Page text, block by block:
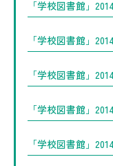
「学校図書館」
「学校図書館」
「学校図書館」
「学校図書館」
「学校図書館」